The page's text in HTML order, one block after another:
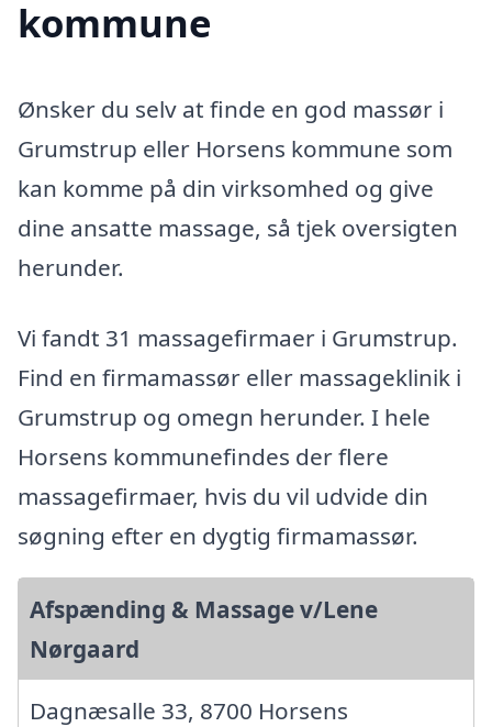
kommune
Ønsker du selv at finde en god massør i
Grumstrup eller Horsens kommune som
kan komme på din virksomhed og give
dine ansatte massage, så tjek oversigten
herunder.
Vi fandt 31 massagefirmaer i Grumstrup.
Find en firmamassør eller massageklinik i
Grumstrup og omegn herunder. I hele
Horsens kommunefindes der flere
massagefirmaer, hvis du vil udvide din
søgning efter en dygtig firmamassør.
Afspænding & Massage v/Lene
Nørgaard
Dagnæsalle 33, 8700 Horsens